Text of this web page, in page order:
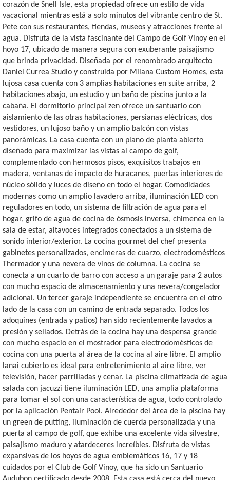
corazón de Snell Isle, esta propiedad ofrece un estilo de vida
vacacional mientras está a solo minutos del vibrante centro de St.
Pete con sus restaurantes, tiendas, museos y atracciones frente al
agua. Disfruta de la vista fascinante del Campo de Golf Vinoy en el
hoyo 17, ubicado de manera segura con exuberante paisajismo
que brinda privacidad. Diseñada por el renombrado arquitecto
Daniel Currea Studio y construida por Milana Custom Homes, esta
lujosa casa cuenta con 3 amplias habitaciones en suite arriba, 2
habitaciones abajo, un estudio y un baño de piscina junto a la
cabaña. El dormitorio principal zen ofrece un santuario con
aislamiento de las otras habitaciones, persianas eléctricas, dos
vestidores, un lujoso baño y un amplio balcón con vistas
panorámicas. La casa cuenta con un plano de planta abierto
diseñado para maximizar las vistas al campo de golf,
complementado con hermosos pisos, exquisitos trabajos en
madera, ventanas de impacto de huracanes, puertas interiores de
núcleo sólido y luces de diseño en todo el hogar. Comodidades
modernas como un amplio lavadero arriba, iluminación LED con
reguladores en todo, un sistema de filtración de agua para el
hogar, grifo de agua de cocina de ósmosis inversa, chimenea en la
sala de estar, altavoces integrados conectados a un sistema de
sonido interior/exterior. La cocina gourmet del chef presenta
gabinetes personalizados, encimeras de cuarzo, electrodomésticos
Thermador y una nevera de vinos de columna. La cocina se
conecta a un cuarto de barro con acceso a un garaje para 2 autos
con mucho espacio de almacenamiento y una nevera/congelador
adicional. Un tercer garaje independiente se encuentra en el otro
lado de la casa con un camino de entrada separado. Todos los
adoquines (entrada y patios) han sido recientemente lavados a
presión y sellados. Detrás de la cocina hay una despensa grande
con mucho espacio en el mostrador para electrodomésticos de
cocina con una puerta al área de la cocina al aire libre. El amplio
lanai cubierto es ideal para entretenimiento al aire libre, ver
televisión, hacer parrilladas y cenar. La piscina climatizada de agua
salada con jacuzzi tiene iluminación LED, una amplia plataforma
para tomar el sol con una característica de agua, todo controlado
por la aplicación Pentair Pool. Alrededor del área de la piscina hay
un green de putting, iluminación de cuerda personalizada y una
puerta al campo de golf, que exhibe una excelente vida silvestre,
paisajismo maduro y atardeceres increíbles. Disfruta de vistas
expansivas de los hoyos de agua emblemáticos 16, 17 y 18
cuidados por el Club de Golf Vinoy, que ha sido un Santuario